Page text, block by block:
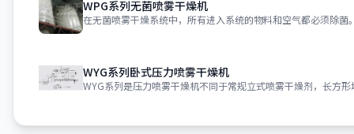
WPG系列无菌喷雾干燥机
WYG系列卧式压力喷雾干燥机